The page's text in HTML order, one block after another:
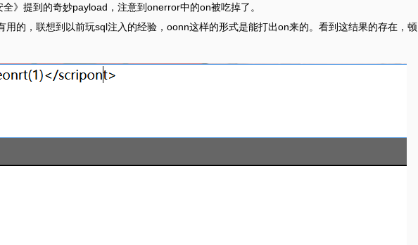
》提到的奇妙payload，注意到onerror中的on被吃掉了。
用的，联想到以前玩sql注入的经验，oonn这样的形式是能打出on来的。看到这结果的存在，顿